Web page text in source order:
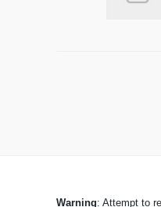
Warning: Attempt to